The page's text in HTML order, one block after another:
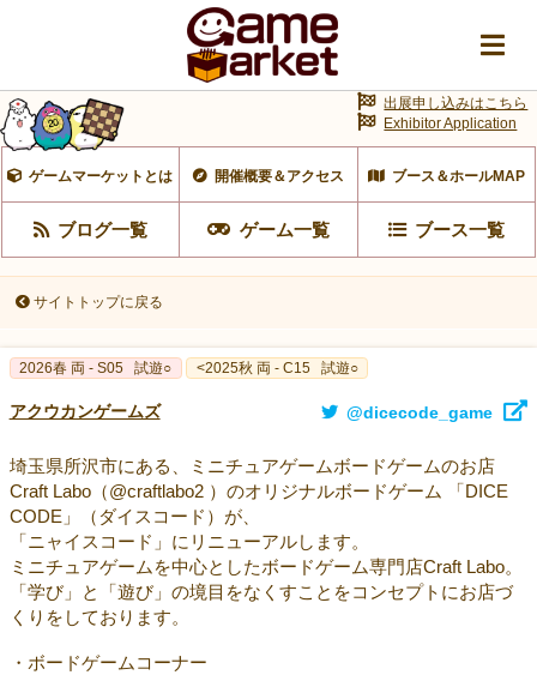
ゲームマーケットとは 開催概要＆アクセス ブース＆ホールMAP
ブログ一覧 ゲーム一覧 ブース一覧
出展申し込みはこちら
Exhibitor Application
サイトトップに戻る
2026春 両 - S05 試遊○ <2025秋 両 - C15 試遊○
アクウカンゲームズ @dicecode_game
埼玉県所沢市にある、ミニチュアゲームボードゲームのお店
Craft Labo（@craftlabo2 ）のオリジナルボードゲーム 「DICE
CODE」（ダイスコード）が、
「ニャイスコード」にリニューアルします。
ミニチュアゲームを中心としたボードゲーム専門店Craft Labo。
「学び」と「遊び」の境目をなくすことをコンセプトにお店づ
くりをしております。
・ボードゲームコーナー